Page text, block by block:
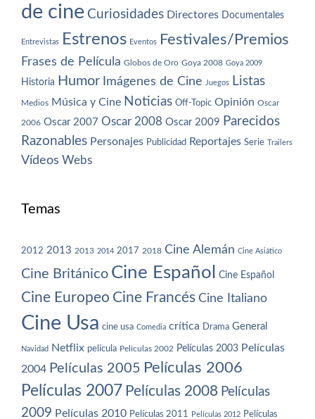
de cine Curiosidades Directores Documentales
Entrevistas Estrenos Eventos Festivales/Premios
Frases de Película Globos de Oro Goya 2008 Goya 2009
Historia Humor Imágenes de Cine Juegos Listas
Medios Música y Cine Noticias Off-Topic Opinión Oscar
2006 Oscar 2007 Oscar 2008 Oscar 2009 Parecidos
Razonables Personajes Publicidad Reportajes Serie Trailers
Vídeos Webs
Temas
2012 2013 2013 2014 2017 2018 Cine Alemán Cine Asiático
Cine Británico Cine Español Cine Español
Cine Europeo Cine Francés Cine Italiano
Cine Usa cine usa Comedia crítica Drama General
Navidad Netflix película Películas 2002 Películas 2003 Películas
2004 Películas 2005 Películas 2006
Películas 2007 Películas 2008 Películas
2009 Películas 2010 Películas 2011 Películas 2012 Películas